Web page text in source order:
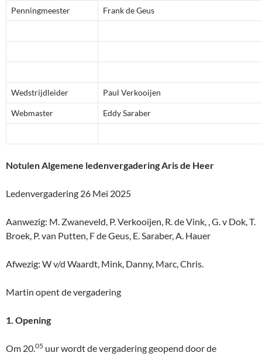
Penningmeester Frank de Geus
Wedstrijdleider Paul Verkooijen
Webmaster Eddy Saraber
Notulen Algemene ledenvergadering Aris de Heer
Ledenvergadering 26 Mei 2025
Aanwezig: M. Zwaneveld, P. Verkooijen, R. de Vink, , G. v Dok, T.
Broek, P. van Putten, F de Geus, E. Saraber, A. Hauer
Afwezig: W v/d Waardt, Mink, Danny, Marc, Chris.
Martin opent de vergadering
1. Opening
Om 20.05 uur wordt de vergadering geopend door de